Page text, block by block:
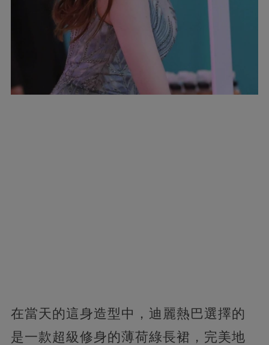
在當天的這身造型中，迪麗熱巴選擇的
是一款超級修身的薄荷綠長裙，完美地